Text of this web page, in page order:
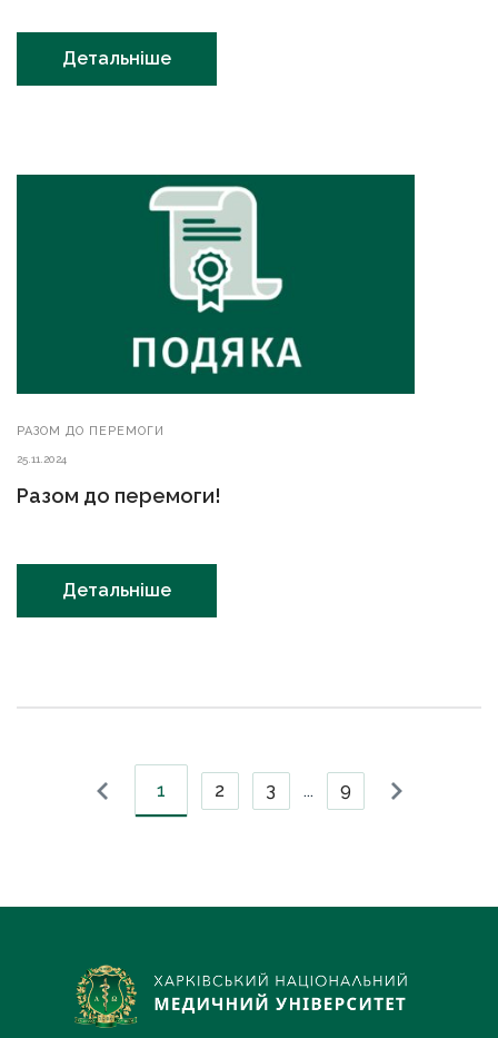
Детальніше
РАЗОМ ДО ПЕРЕМОГИ
25.11.2024
Разом до перемоги!
Детальніше
1 2 3 ... 9